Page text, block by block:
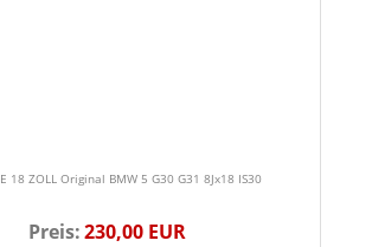
18 ZOLL Original BMW 5 G30 G31 8Jx18 IS30
Preis:230,00 EUR